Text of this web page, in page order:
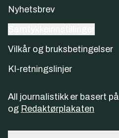
Nyhetsbrev
Vilkår og bruksbetingelser
KI-retningslinjer
All journalistikk er basert på
og Redaktørplakaten